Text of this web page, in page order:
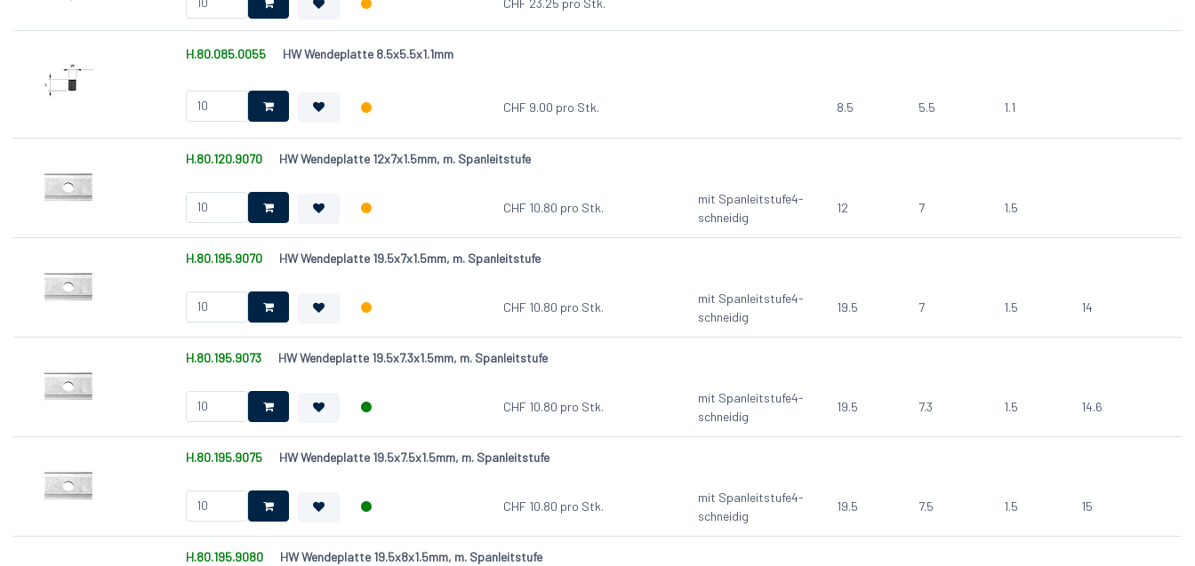
CHF 23.25 pro Stk.
H.80.085.0055 HW Wendeplatte 8.5x5.5x1.1mm
CHF 9.00 pro Stk. 8.5 5.5 1.1
H.80.120.9070 HW Wendeplatte 12x7x1.5mm, m. Spanleitstufe
CHF 10.80 pro Stk.
mit Spanleitstufe4-
schneidig
12 7 1.5
H.80.195.9070 HW Wendeplatte 19.5x7x1.5mm, m. Spanleitstufe
CHF 10.80 pro Stk.
mit Spanleitstufe4-
schneidig
19.5 7 1.5 14
H.80.195.9073 HW Wendeplatte 19.5x7.3x1.5mm, m. Spanleitstufe
CHF 10.80 pro Stk.
mit Spanleitstufe4-
schneidig
19.5 7.3 1.5 14.6
H.80.195.9075 HW Wendeplatte 19.5x7.5x1.5mm, m. Spanleitstufe
CHF 10.80 pro Stk.
mit Spanleitstufe4-
schneidig
19.5 7.5 1.5 15
H.80.195.9080 HW Wendeplatte 19.5x8x1.5mm, m. Spanleitstufe